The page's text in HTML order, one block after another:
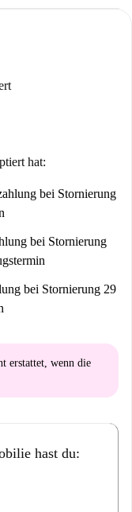
hat:
bei Stornierung
bei Stornierung
bei Stornierung 29
erstattet, wenn die
hast du: